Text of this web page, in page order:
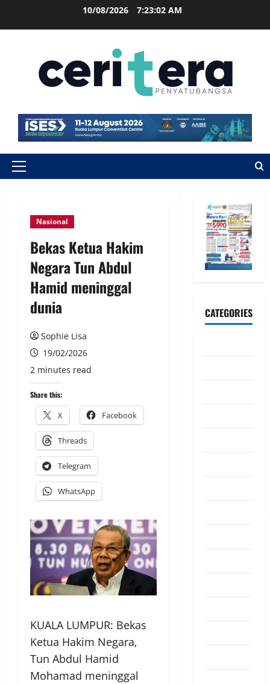
10/08/2026 7:23:02 AM
Nasional
Bekas Ketua Hakim
Negara Tun Abdul
Hamid meninggal
dunia
Sophie Lisa
19/02/2026
2 minutes read
Share this:
X Facebook
Threads
Telegram
WhatsApp
KUALA LUMPUR: Bekas
Ketua Hakim Negara,
Tun Abdul Hamid
Mohamad meninggal
CATEGORIES